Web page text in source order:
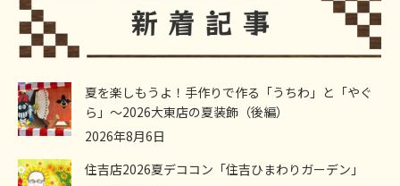
夏を楽しもうよ！手作りで作る「うちわ」と「やぐ
ら」～2026大東店の夏装飾（後編）
2026年8月6日
住吉店2026夏デココン「住吉ひまわりガーデン」